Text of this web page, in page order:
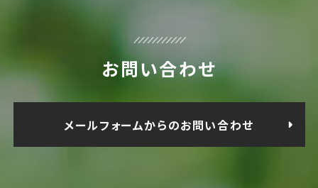
お問い合わせ
メールフォームからのお問い合わせ